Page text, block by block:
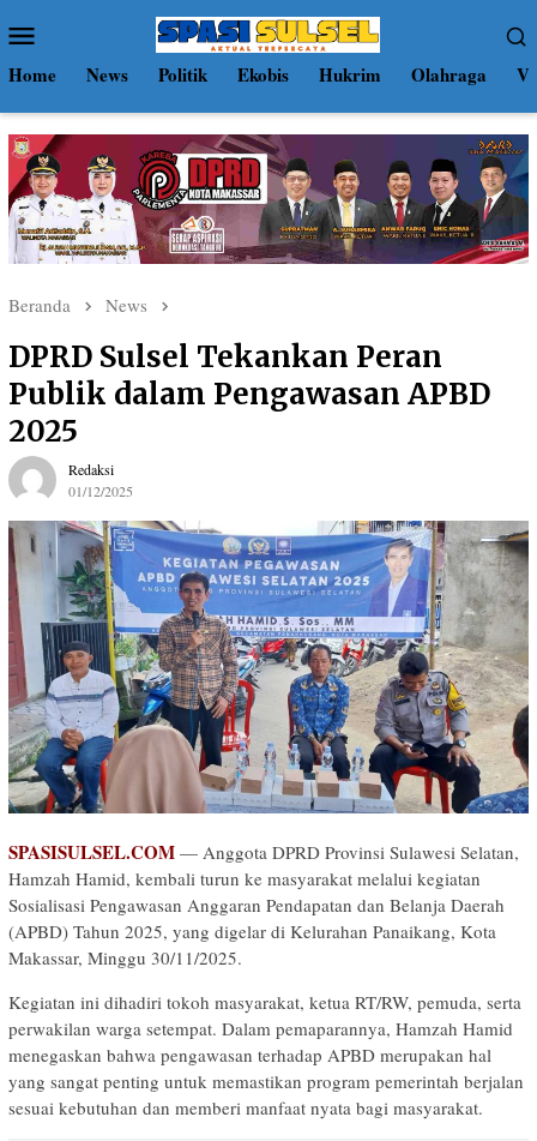
ke
kontenMobile
Home News Politik Ekobis Hukrim Olahraga
Beranda News
DPRD Sulsel Tekankan Peran
Publik dalam Pengawasan APBD
2025
Redaksi
01/12/2025
SPASISULSEL.COM — Anggota DPRD Provinsi Sulawesi Selatan,
Hamzah Hamid, kembali turun ke masyarakat melalui kegiatan
Sosialisasi Pengawasan Anggaran Pendapatan dan Belanja Daerah
(APBD) Tahun 2025, yang digelar di Kelurahan Panaikang, Kota
Makassar, Minggu 30/11/2025.
Kegiatan ini dihadiri tokoh masyarakat, ketua RT/RW, pemuda, serta
perwakilan warga setempat. Dalam pemaparannya, Hamzah Hamid
menegaskan bahwa pengawasan terhadap APBD merupakan hal
yang sangat penting untuk memastikan program pemerintah berjalan
sesuai kebutuhan dan memberi manfaat nyata bagi masyarakat.